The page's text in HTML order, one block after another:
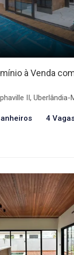
à Venda
II, Uberlândia-
4